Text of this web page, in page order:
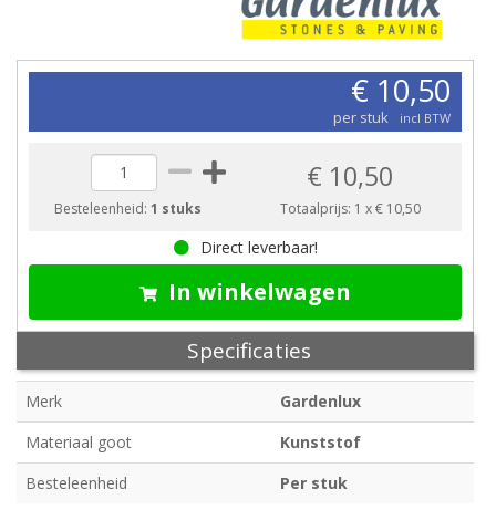
€ 10,50
per stuk incl BTW
Besteleenheid:1 stuks
€ 10,50
Totaalprijs: 1 x€ 10,50
Direct leverbaar!
In winkelwagen
Specificaties
Merk
Gardenlux
Materiaal goot
Kunststof
Besteleenheid
Per stuk